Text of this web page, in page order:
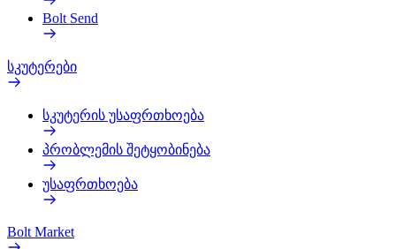
Bolt Send
სკუტერები
სკუტერის უსაფრთხოება
პრობლემის შეტყობინება
უსაფრთხოება
Bolt Market